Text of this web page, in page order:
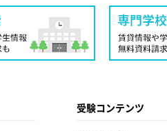
受験コンテンツ